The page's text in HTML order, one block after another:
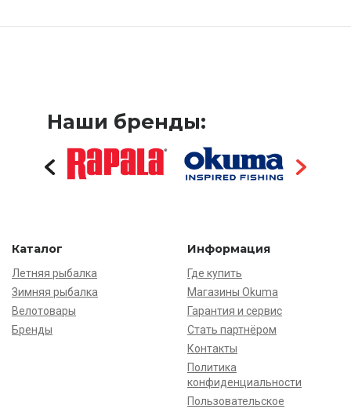
Наши бренды:
Каталог
Летняя рыбалка
Зимняя рыбалка
Велотовары
Бренды
Информация
Где купить
Магазины Okuma
Гарантия и сервис
Стать партнёром
Контакты
Политика
конфиденциальности
Пользовательское